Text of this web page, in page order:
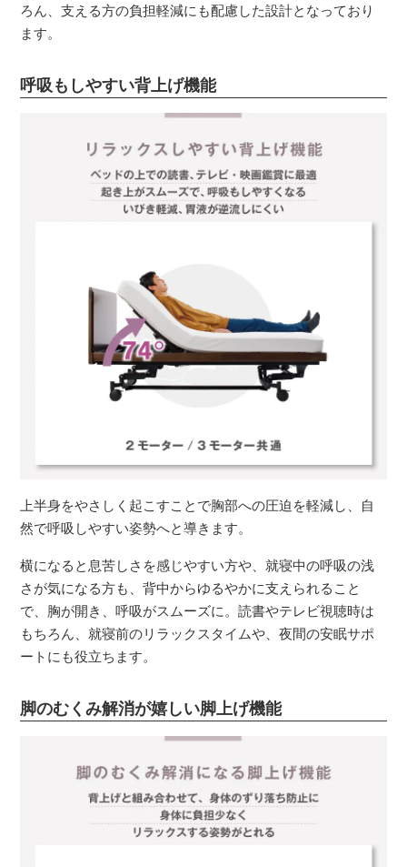
ろん、支える方の負担軽減にも配慮した設計となっており
ます。
呼吸もしやすい背上げ機能
上半身をやさしく起こすことで胸部への圧迫を軽減し、自
然で呼吸しやすい姿勢へと導きます。
横になると息苦しさを感じやすい方や、就寝中の呼吸の浅
さが気になる方も、背中からゆるやかに支えられること
で、胸が開き、呼吸がスムーズに。読書やテレビ視聴時は
もちろん、就寝前のリラックスタイムや、夜間の安眠サポ
ートにも役立ちます。
脚のむくみ解消が嬉しい脚上げ機能